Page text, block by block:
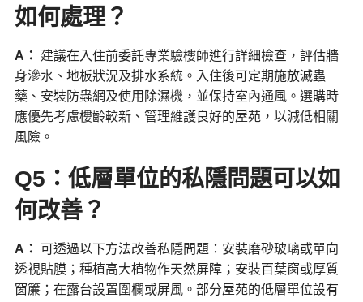
如何處理？
A ：
建議在入住前委託專業驗樓師進行詳細檢查，評估牆
身滲水、地板狀況及排水系統。入住後可定期施放滅蟲
藥、安裝防蟲網及使用除濕機，並保持室內通風。選購時
應優先考慮樓齡較新、管理維護良好的屋苑，以減低相關
風險。
Q5：低層單位的私隱問題可以如
何改善？
A ：
可透過以下方法改善私隱問題：安裝磨砂玻璃或單向
透視貼膜；種植高大植物作天然屏障；安裝百葉窗或厚質
窗簾；在露台設置圍欄或屏風。部分屋苑的低層單位設有